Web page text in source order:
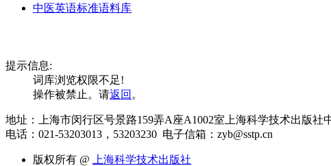
中医英语标准语料库
提示信息:
词库浏览权限不足!
操作被禁止。请返回 。
地址：上海市闵行区号景路159弄A座A1002室上海科学技术出版
电话：021-53203013，53203230 电子信箱：zyb@sstp.cn
版权所有 @
上海科学技术出版社